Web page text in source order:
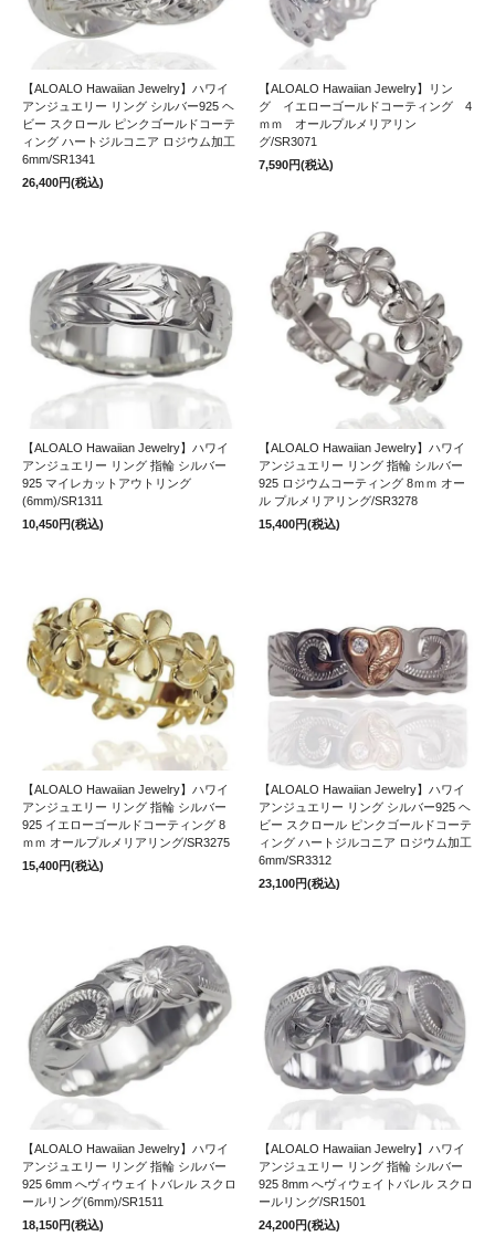
【ALOALO Hawaiian Jewelry】ハワイ
アンジュエリー リング シルバー925 ヘ
ビー スクロール ピンクゴールドコーテ
ィング ハートジルコニア ロジウム加工
6mm/SR1341
26,400円(税込)
【ALOALO Hawaiian Jewelry】リン
グ イエローゴールドコーティング 4
ｍｍ オールプルメリアリン
グ/SR3071
7,590円(税込)
【ALOALO Hawaiian Jewelry】ハワイ
アンジュエリー リング 指輪 シルバー
925 マイレカットアウトリング
(6mm)/SR1311
10,450円(税込)
【ALOALO Hawaiian Jewelry】ハワイ
アンジュエリー リング 指輪 シルバー
925 ロジウムコーティング 8ｍｍ オー
ル プルメリアリング/SR3278
15,400円(税込)
【ALOALO Hawaiian Jewelry】ハワイ
アンジュエリー リング 指輪 シルバー
925 イエローゴールドコーティング 8
ｍｍ オールプルメリアリング/SR3275
15,400円(税込)
【ALOALO Hawaiian Jewelry】ハワイ
アンジュエリー リング シルバー925 ヘ
ビー スクロール ピンクゴールドコーテ
ィング ハートジルコニア ロジウム加工
6mm/SR3312
23,100円(税込)
【ALOALO Hawaiian Jewelry】ハワイ
アンジュエリー リング 指輪 シルバー
925 6mm へヴィウェイトバレル スクロ
ールリング(6mm)/SR1511
18,150円(税込)
【ALOALO Hawaiian Jewelry】ハワイ
アンジュエリー リング 指輪 シルバー
925 8mm へヴィウェイトバレル スクロ
ールリング/SR1501
24,200円(税込)